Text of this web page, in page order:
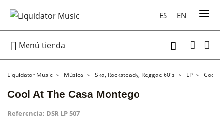
ES EN
 Menú tienda 
Liquidator Music Música Ska, Rocksteady, Reggae 60's LP Cool
Cool At The Casa Montego
Referencia: DSR LP 507